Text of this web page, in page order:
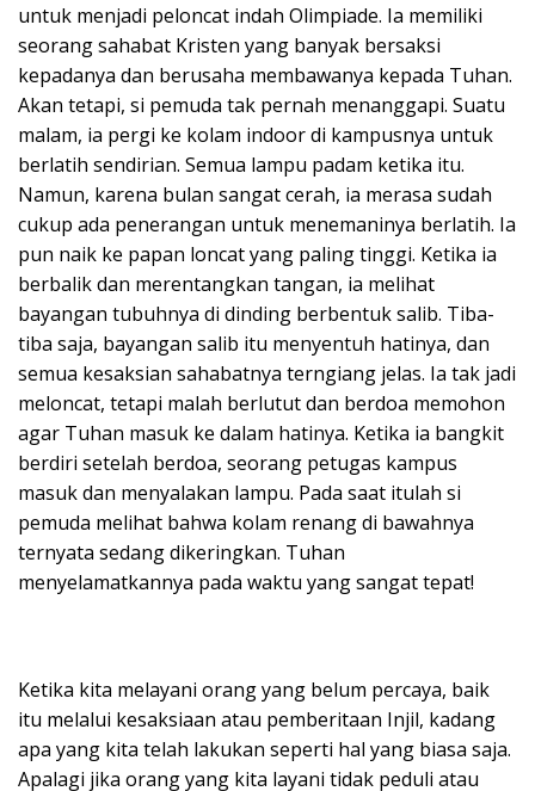
untuk menjadi peloncat indah Olimpiade. Ia memiliki
seorang sahabat Kristen yang banyak bersaksi
kepadanya dan berusaha membawanya kepada Tuhan.
Akan tetapi, si pemuda tak pernah menanggapi. Suatu
malam, ia pergi ke kolam indoor di kampusnya untuk
berlatih sendirian. Semua lampu padam ketika itu.
Namun, karena bulan sangat cerah, ia merasa sudah
cukup ada penerangan untuk menemaninya berlatih. Ia
pun naik ke papan loncat yang paling tinggi. Ketika ia
berbalik dan merentangkan tangan, ia melihat
bayangan tubuhnya di dinding berbentuk salib. Tiba-
tiba saja, bayangan salib itu menyentuh hatinya, dan
semua kesaksian sahabatnya terngiang jelas. Ia tak jadi
meloncat, tetapi malah berlutut dan berdoa memohon
agar Tuhan masuk ke dalam hatinya. Ketika ia bangkit
berdiri setelah berdoa, seorang petugas kampus
masuk dan menyalakan lampu. Pada saat itulah si
pemuda melihat bahwa kolam renang di bawahnya
ternyata sedang dikeringkan. Tuhan
menyelamatkannya pada waktu yang sangat tepat!
Ketika kita melayani orang yang belum percaya, baik
itu melalui kesaksiaan atau pemberitaan Injil, kadang
apa yang kita telah lakukan seperti hal yang biasa saja.
Apalagi jika orang yang kita layani tidak peduli atau